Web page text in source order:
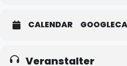
CALENDAR
Veranstalter